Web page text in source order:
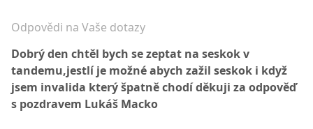
Odpovědi na Vaše dotazy
Dobrý den chtěl bych se zeptat na seskok v
tandemu,jestlí je možné abych zažil seskok i když
jsem invalida který špatně chodí děkuji za odpověď
s pozdravem Lukáš Macko